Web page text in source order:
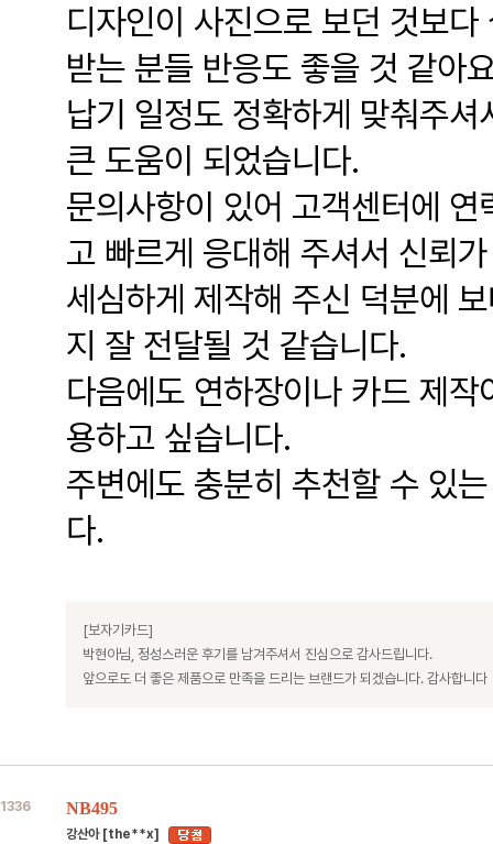
디자인이 사진으로 보던 것보
받는 분들 반응도 좋을 것 같아
납기 일정도 정확하게 맞춰주
큰 도움이 되었습니다.
문의사항이 있어 고객센터에 연
고 빠르게 응대해 주셔서 신뢰
세심하게 제작해 주신 덕분에
지 잘 전달될 것 같습니다.
다음에도 연하장이나 카드 제
용하고 싶습니다.
주변에도 충분히 추천할 수 있
다.
[보자기카드]
박현아님, 정성스러운 후기를 남겨주셔서 진심으로 감사드립니다.
앞으로도 더 좋은 제품으로 만족을 드리는 브랜드가 되겠습니다. 감사합니다
1336 NB495
강산아 [the**x]